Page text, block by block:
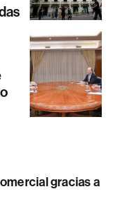
gracias a